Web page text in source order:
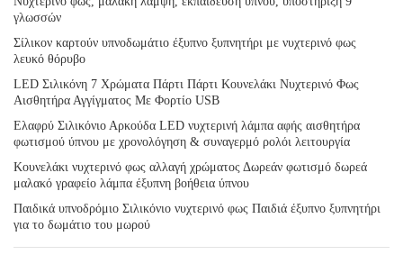
γλωσσών
Σίλικον καρτούν υπνοδωμάτιο έξυπνο ξυπνητήρι με νυχτερινό φως
λευκό θόρυβο
LED Σιλικόνη 7 Χρώματα Πάρτι Πάρτι Κουνελάκι Νυχτερινό Φως
Αισθητήρα Αγγίγματος Με Φορτίο USB
Ελαφρύ Σιλικόνιο Αρκούδα LED νυχτερινή λάμπα αφής αισθητήρα
φωτισμού ύπνου με χρονολόγηση & συναγερμό ρολόι λειτουργία
Κουνελάκι νυχτερινό φως αλλαγή χρώματος Δωρεάν φωτισμό δωρεά
μαλακό γραφείο λάμπα έξυπνη βοήθεια ύπνου
Παιδικά υπνοδρόμιο Σιλικόνιο νυχτερινό φως Παιδιά έξυπνο ξυπνητήρι
για το δωμάτιο του μωρού